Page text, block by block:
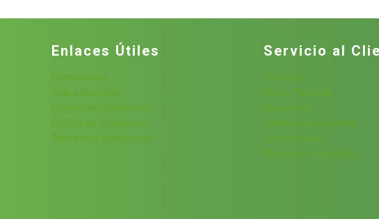
Enlaces Útiles
Contáctanos
Sobre Nosotros
Preguntas Frecuentes
Política de Devolución
Términos y condiciones
Servicio al
Cátalogo
Fichas Técnicas
Sucursales
Detalles de la cuenta
Cerrar Sesión
Olvide mi contraseña